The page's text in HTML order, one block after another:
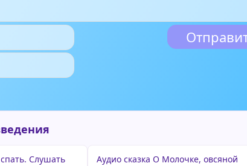
Слушать
Аудио сказка О Молочке, овсяной